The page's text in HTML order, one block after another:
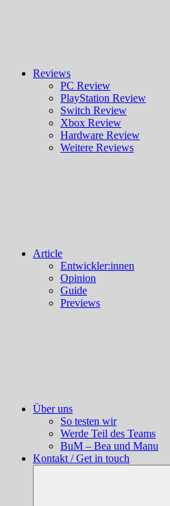
Reviews
PC Review
PlayStation Review
Switch Review
Xbox Review
Hardware Review
Weitere Reviews
Article
Entwickler:innen
Opinion
Guide
Previews
Über uns
So testen wir
Werde Teil des Teams
BuM – Bea und Manu
Kontakt / Get in touch